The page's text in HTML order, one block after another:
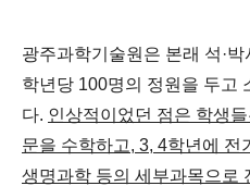
광주과학기술원은 본래 석·
학년당 100명의 정원을 두고
다. 인상적이었던 점은 학생
문을 수학하고, 3, 4학년에 전
생명과학 등의 세부과목으로